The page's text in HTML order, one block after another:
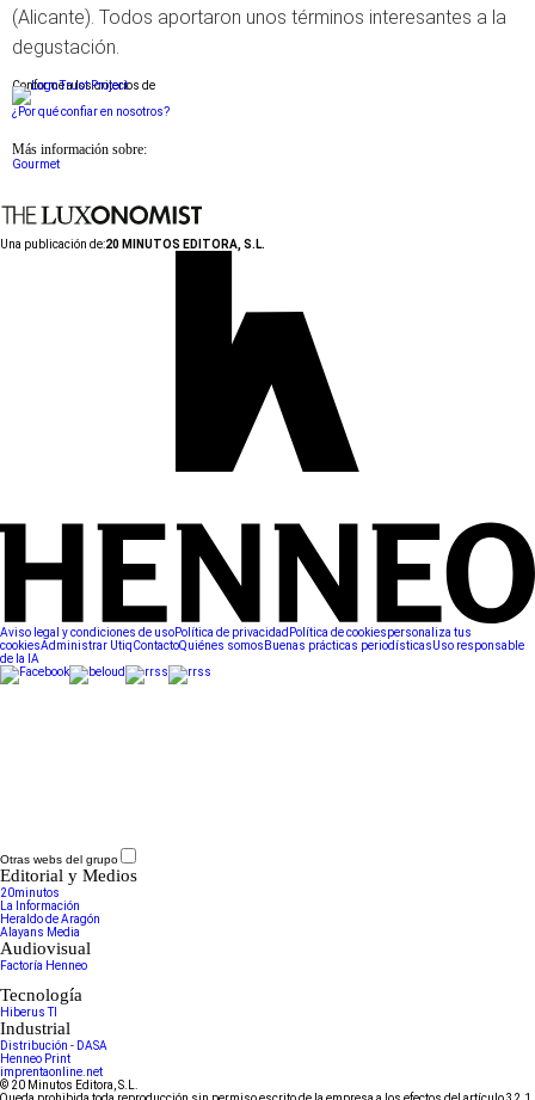
(Alicante). Todos aportaron unos términos interesantes a la
degustación.
Conforme a los criterios de
¿Por qué confiar en nosotros?
Más información sobre:
Gourmet
Una publicación de:20 MINUTOS EDITORA, S.L.
Aviso legal y condiciones de usoPolítica de privacidad Política de cookiespersonaliza tus
cookiesAdministrar UtiqContactoQuiénes somos Buenas prácticas periodísticasUso responsable
de la IA
Otras webs del grupo
Editorial y Medios
20minutos
La Información
Heraldo de Aragón
Alayans Media
Audiovisual
Factoría Henneo
Tecnología
Hiberus TI
Industrial
Distribución - DASA
Henneo Print
imprentaonline.net
© 20 Minutos Editora, S.L.